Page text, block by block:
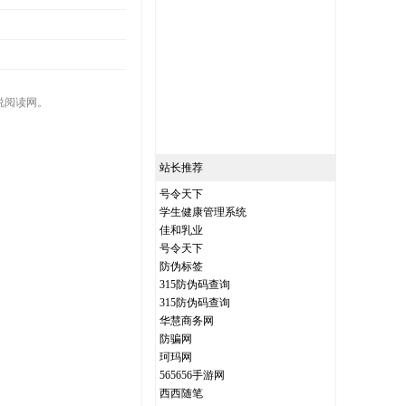
读网。
站长推荐
号令天下
学生健康管理系统
佳和乳业
号令天下
防伪标签
315防伪码查询
315防伪码查询
华慧商务网
防骗网
珂玛网
565656手游网
西西随笔